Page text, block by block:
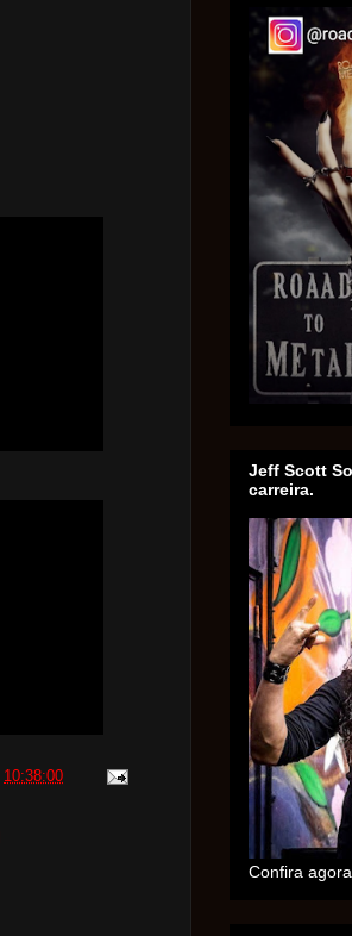
10:38:00
Jeff Scott
carreira.
Confira